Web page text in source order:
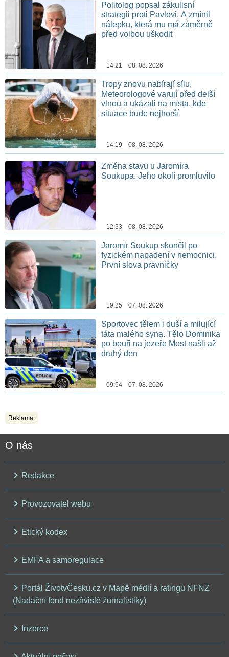
Politolog popsal zákulisní
strategii proti Pavlovi. A zmínil
nálepku, která mu má záměrně
před volbou uškodit
14:21 08. 08. 2026
Tropy znovu nabírají sílu.
Meteorologové varují před delší
vlnou a ukázali na místa, kde
situace bude nejhorší
14:19 08. 08. 2026
Změna stavu u Jaromíra
Soukupa. Jeho okolí promluvilo
12:33 08. 08. 2026
Jaromír Soukup skončil po
fyzickém napadení v nemocnici.
První slova právničky
19:25 07. 08. 2026
Sportovec tělem i duší a milující
táta malého syna. Tělo Dominika
po bouři na jezeře Most našli až
druhý den
09:54 07. 08. 2026
Reklama:
O nás
Redakce
Provozovatel webu
Etický kodex
EMFA a samoregulace
Portál ŽivotvČesku.cz v Mapě médií a ratingu NFNZ
(Nadační fond nezávislé žurnalistiky)
Inzerce